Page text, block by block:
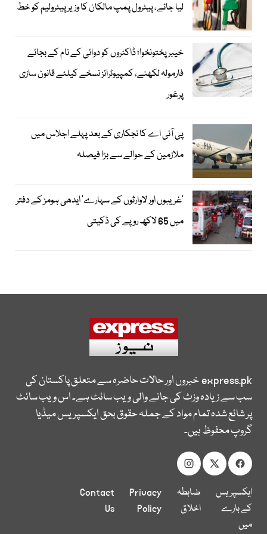
لیا جائے، پیٹرول پمپ مالکان کا وزیرپیٹرولیم کو خط
خیبرپختونخوا؛ ڈاکٹروں کو دوائی کے نام کے بجائے
فارمولہ لکھنے، کمپیوٹرائز نسخے کیلئے قانون سازی
پرغور
پی آئی اے کا نجکاری کے بعد پہلے اجلاس میں
ملازمین کے حوالے سے بڑا فیصلہ
’غریبوں اور لاوارثوں کے سہارے‘ ایدھی ہومز کے دفتر
میں 65 لاکھ روپے کی ڈکیتی
express.pkخبروں اور حالات حاضرہ سے متعلق پاکستان کی
سب سے زیادہ وزٹ کی جانے والی ویب سائٹ ہے۔ اس ویب سائٹ
پر شائع شدہ تمام مواد کے جملہ حقوق بحق ایکسپریس میڈیا
گروپ محفوظ ہیں۔
ایکسپریس
کے بارے
میں
ضابطہ
اخلاق
Privacy
Policy
Contact
Us